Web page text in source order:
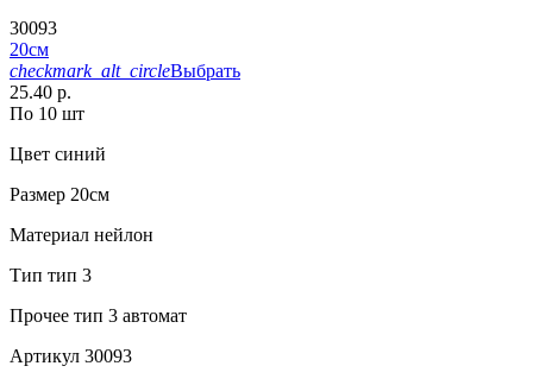
30093
20см
checkmark_alt_circleВыбрать
25.40 р.
По 10 шт
Цвет синий
Размер 20см
Материал нейлон
Тип тип 3
Прочее тип 3 автомат
Артикул 30093